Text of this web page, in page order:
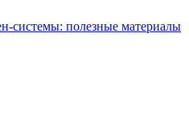
системы: полезные материалы